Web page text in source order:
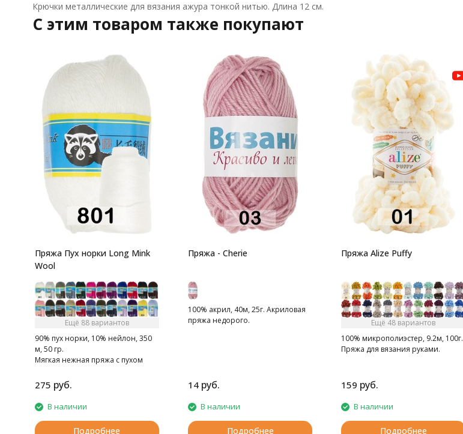
Крючки металлические для вязания ажура тонкой нитью. Длина 12 см.
C этим товаром также покупают
Пряжа Пух норки Long Mink
Wool
Ещё 88 вариантов
90% пух норки, 10% нейлон, 350
м, 50 гр.
Мягкая нежная пряжа с пухом
275 руб.
В наличии
Подробнее
Пряжа - Cherie
100% акрил, 40м, 25г. Акриловая
пряжа недорого.
14 руб.
В наличии
Подробнее
Пряжа Alize Puffy
Ещё 48 вариантов
100% микрополиэстер, 9.2м, 100г.
Пряжа для вязания руками.
159 руб.
В наличии
Подробнее